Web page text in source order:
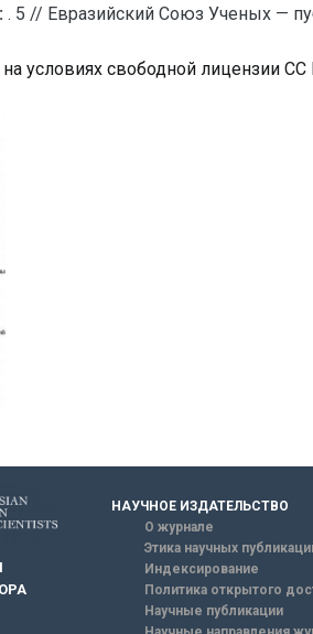
. 5 // Евразийский Союз Ученых —
условиях свободной лицензии CC
НАУЧНОЕ ИЗДАТЕЛЬСТВО
О журнале
Этика научных
Индексирование
Политика открытого
Научные публикации